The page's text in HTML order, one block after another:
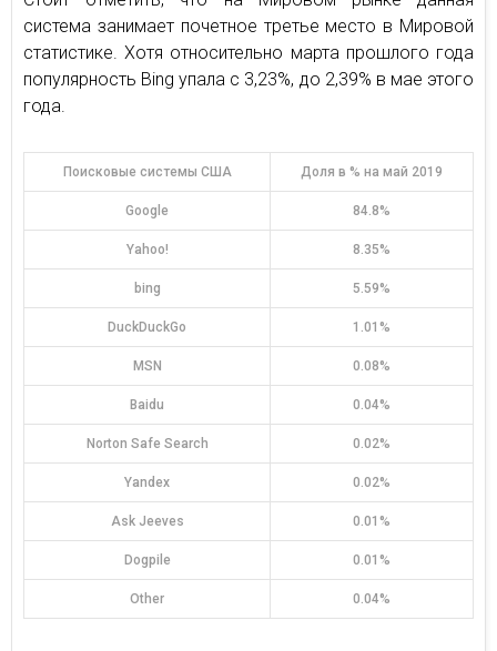
система занимает почетное третье место в Мировой
статистике. Хотя относительно марта прошлого года
популярность Bing упала с 3,23%, до 2,39% в мае этого
года.
Поисковые системы США Доля в % на май 2019
Google 84.8%
Yahoo! 8.35%
bing 5.59%
DuckDuckGo 1.01%
MSN 0.08%
Baidu 0.04%
Norton Safe Search 0.02%
Yandex 0.02%
Ask Jeeves 0.01%
Dogpile 0.01%
Other 0.04%